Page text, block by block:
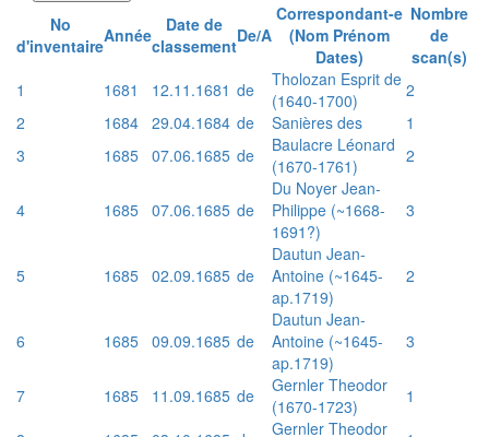
No
d'inventaireAnnée
Date de
classementDe/A
Correspondant-e
(Nom Prénom
Dates)
Nombre
de
scan(s)
1
1681 12.11.1681 de
Tholozan Esprit de
(1640-1700)
2
2
1684 29.04.1684 de Sanières des
1
3
1685 07.06.1685 de
Baulacre Léonard
(1670-1761)
2
4 1685 07.06.1685 de
Du Noyer Jean-
Philippe (~1668-
1691?)
3
5 1685 02.09.1685 de
Dautun Jean-
Antoine (~1645-
ap.1719)
2
6 1685 09.09.1685 de
Dautun Jean-
Antoine (~1645-
ap.1719)
3
7 1685 11.09.1685 de
Gernler Theodor
(1670-1723)
1
Gernler Theodor